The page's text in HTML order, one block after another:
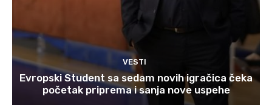
VESTI
Evropski Student sa sedam novih igračica čeka
početak priprema i sanja nove uspehe